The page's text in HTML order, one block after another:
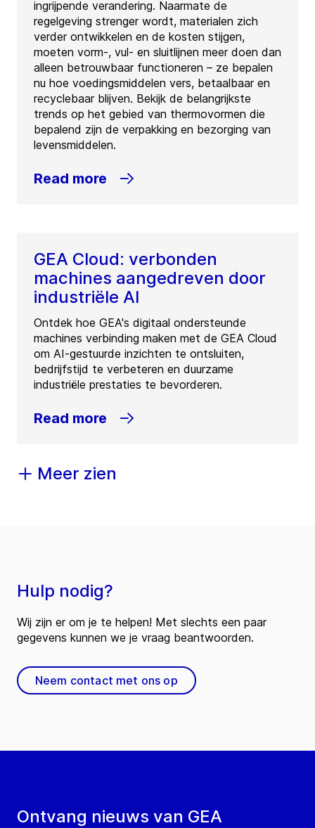
ingrijpende verandering. Naarmate de
regelgeving strenger wordt, materialen zich
verder ontwikkelen en de kosten stijgen,
moeten vorm-, vul- en sluitlijnen meer doen dan
alleen betrouwbaar functioneren – ze bepalen
nu hoe voedingsmiddelen vers, betaalbaar en
recyclebaar blijven. Bekijk de belangrijkste
trends op het gebied van thermovormen die
bepalend zijn de verpakking en bezorging van
levensmiddelen.
Read more
GEA Cloud: verbonden
machines aangedreven door
industriële AI
Ontdek hoe GEA's digitaal ondersteunde
machines verbinding maken met de GEA Cloud
om AI-gestuurde inzichten te ontsluiten,
bedrijfstijd te verbeteren en duurzame
industriële prestaties te bevorderen.
Read more
Meer zien
Ontvang nieuws van GEA
Hulp nodig?
Wij zijn er om je te helpen! Met slechts een paar
gegevens kunnen we je vraag beantwoorden.
Neem contact met ons op